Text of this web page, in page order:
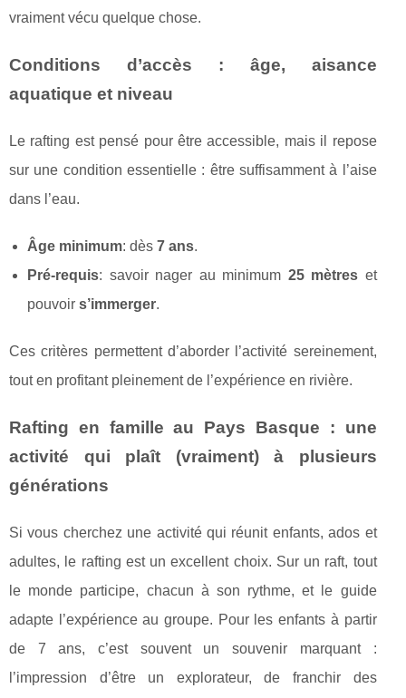
vraiment vécu quelque chose.
Conditions d’accès : âge, aisance
aquatique et niveau
Le rafting est pensé pour être accessible, mais il repose
sur une condition essentielle : être suffisamment à l’aise
dans l’eau.
Âge minimum: dès 7 ans.
Pré-requis: savoir nager au minimum 25 mètres et
pouvoir s’immerger.
Ces critères permettent d’aborder l’activité sereinement,
tout en profitant pleinement de l’expérience en rivière.
Rafting en famille au Pays Basque : une
activité qui plaît (vraiment) à plusieurs
générations
Si vous cherchez une activité qui réunit enfants, ados et
adultes, le rafting est un excellent choix. Sur un raft, tout
le monde participe, chacun à son rythme, et le guide
adapte l’expérience au groupe. Pour les enfants à partir
de 7 ans, c’est souvent un souvenir marquant :
l’impression d’être un explorateur, de franchir des